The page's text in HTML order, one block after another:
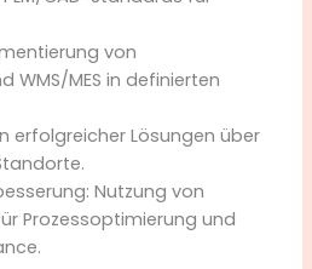
von
WMS/MES in definierten
erfolgreicher Lösungen über
Nutzung von
Prozessoptimierung und